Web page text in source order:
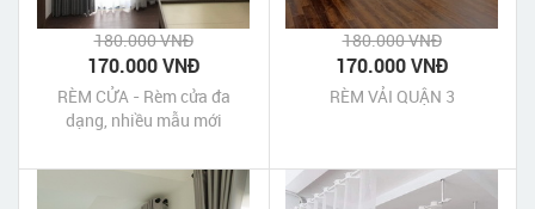
180.000 VNĐ
170.000 VNĐ
RÈM CỬA - Rèm cửa đa
dạng, nhiều mẫu mới
180.000 VNĐ
170.000 VNĐ
RÈM VẢI QUẬN 3